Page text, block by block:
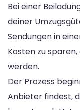
Bei einer
deiner
Sendungen in
Kosten zu
werden.
Der Prozess
Anbieter findest,